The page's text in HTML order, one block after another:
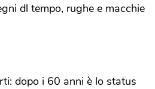
dl tempo, rughe e macchie
dopo i 60 anni è lo status